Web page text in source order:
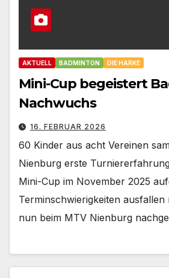
AKTUELL BADMINTON DIE HARKE
Mini-Cup begeistert
Nachwuchs
16. FEBRUAR 2026
60 Kinder aus acht Vereinen
Nienburg erste
Mini-Cup im November 2025
Terminschwierigkeiten
nun beim MTV Nienburg